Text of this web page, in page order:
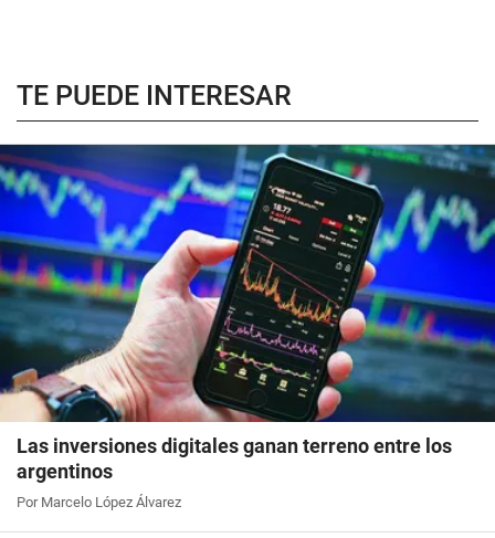
TE PUEDE INTERESAR
Las inversiones digitales ganan terreno entre los
argentinos
Por Marcelo López Álvarez